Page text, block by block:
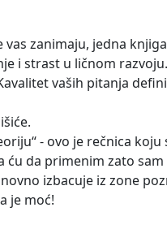
zanimaju, jedna
i strast u ličnom
vaših pitanja
- ovo je rečnica
ću da primenim zato
izbacuje iz zone
je moć!